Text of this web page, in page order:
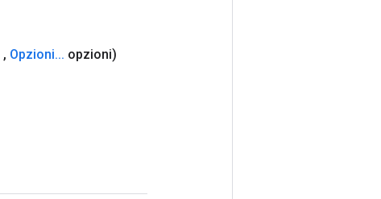
, Opzioni... opzioni)